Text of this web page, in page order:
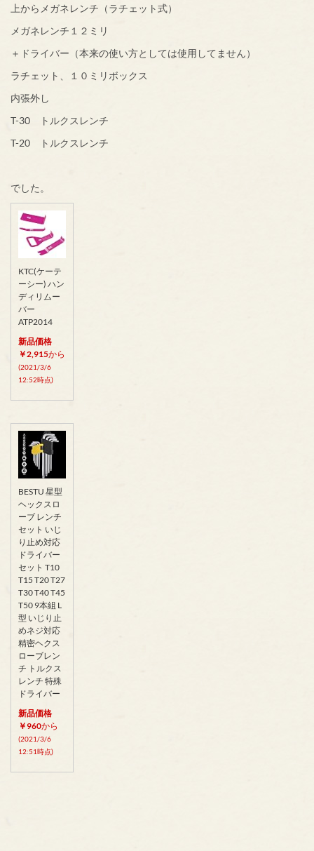
上からメガネレンチ（ラチェット式）
メガネレンチ１２ミリ
＋ドライバー（本来の使い方としては使用してません）
ラチェット、１０ミリボックス
内張外し
T-30 トルクスレンチ
T-20 トルクスレンチ
でした。
KTC(ケーテ
ーシー) ハン
ディリムー
バー
ATP2014
新品価格
￥2,915から
(2021/3/6
12:52時点)
BESTU 星型
ヘックスロ
ーブ レンチ
セット いじ
り止め対応
ドライバー
セット T10
T15 T20 T27
T30 T40 T45
T50 9本組 L
型 いじり止
めネジ対応
精密ヘクス
ローブレン
チ トルクス
レンチ 特殊
ドライバー
新品価格
￥960から
(2021/3/6
12:51時点)